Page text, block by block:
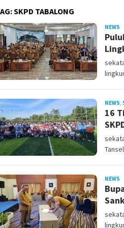
SKPD TABALONG
NEWS
NEWS,
16
NEWS